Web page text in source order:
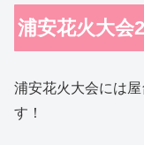
浦安花火大会
浦安花火大会には
す！